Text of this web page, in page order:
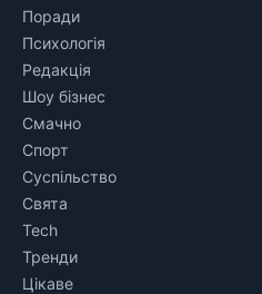
Поради
Психологія
Редакція
Шоу бізнес
Смачно
Спорт
Суспільство
Свята
Tech
Тренди
Цікаве